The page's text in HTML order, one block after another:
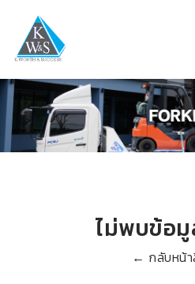
ไม่พบข้อ
← กลับหน้า